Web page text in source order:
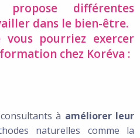
propose différentes
dans le bien-être.
pourriez exercer
chez Koréva :
à améliorer leur
naturelles comme la